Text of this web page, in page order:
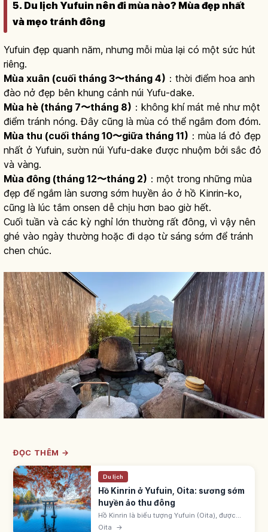
5. Du lịch Yufuin nên đi mùa nào? Mùa đẹp nhất
và mẹo tránh đông
Yufuin đẹp quanh năm, nhưng mỗi mùa lại có một sức hút
riêng.
Mùa xuân (cuối tháng 3〜tháng 4) ：thời điểm hoa anh
đào nở đẹp bên khung cảnh núi Yufu-dake.
Mùa hè (tháng 7〜tháng 8) ：không khí mát mẻ như một
điểm tránh nóng. Đây cũng là mùa có thể ngắm đom đóm.
Mùa thu (cuối tháng 10〜giữa tháng 11) ：mùa lá đỏ đẹp
nhất ở Yufuin, sườn núi Yufu-dake được nhuộm bởi sắc đỏ
và vàng.
Mùa đông (tháng 12〜tháng 2) ：một trong những mùa
đẹp để ngắm làn sương sớm huyền ảo ở hồ Kinrin-ko,
cũng là lúc tắm onsen dễ chịu hơn bao giờ hết.
Cuối tuần và các kỳ nghỉ lớn thường rất đông, vì vậy nên
ghé vào ngày thường hoặc đi dạo từ sáng sớm để tránh
chen chúc.
ĐỌC THÊM →
Du lịch
Hồ Kinrin ở Yufuin, Oita: sương sớm
huyền ảo thu đông
Hồ Kinrin là biểu tượng Yufuin (Oita), được
Mori Kuso đặt tên 1884. Sương sớm huyền
Oita →